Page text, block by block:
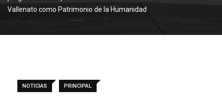
Vallenato como Patrimonio de la Humanidad
NOTICIAS PRINCIPAL